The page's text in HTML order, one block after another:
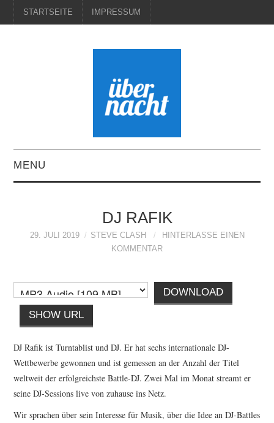
STARTSEITE IMPRESSUM
MENU
DJ RAFIK
29. JULI 2019 STEVE CLASH
HINTERLASSE EINEN
KOMMENTAR
DOWNLOAD
SHOW URL
DJ Rafik ist Turntablist und DJ. Er hat sechs internationale DJ-
Wettbewerbe gewonnen und ist gemessen an der Anzahl der Titel
weltweit der erfolgreichste Battle-DJ. Zwei Mal im Monat streamt er
seine DJ-Sessions live von zuhause ins Netz.
Wir sprachen über sein Interesse für Musik, über die Idee an DJ-Battles